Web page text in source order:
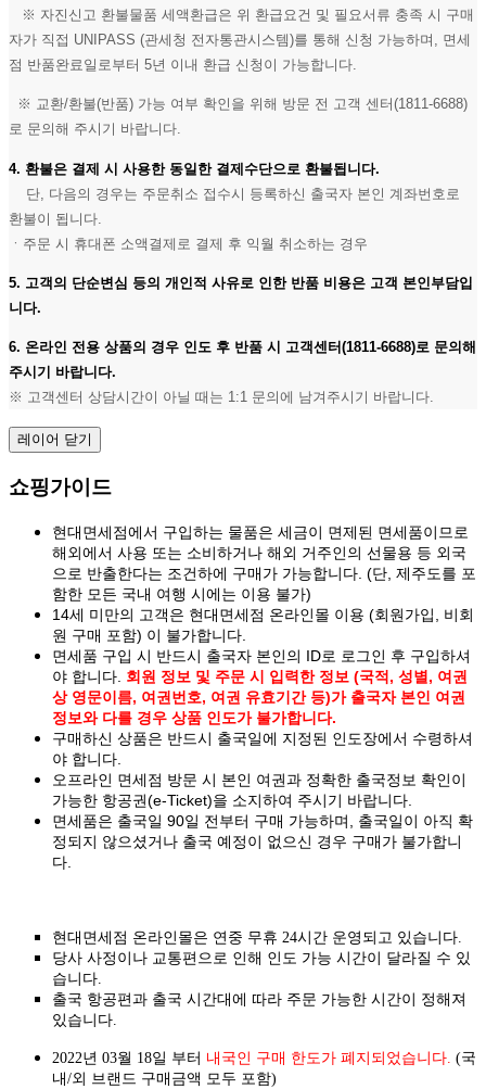
※ 자진신고 환불물품 세액환급은 위 환급요건 및 필요서류 충족 시 구매
자가 직접 UNIPASS (관세청 전자통관시스템)를 통해 신청 가능하며, 면세
점 반품완료일로부터 5년 이내 환급 신청이 가능합니다.
※ 교환/환불(반품) 가능 여부 확인을 위해 방문 전 고객 센터(1811-6688)
로 문의해 주시기 바랍니다.
4. 환불은 결제 시 사용한 동일한 결제수단으로 환불됩니다.
단, 다음의 경우는 주문취소 접수시 등록하신 출국자 본인 계좌번호로
환불이 됩니다.
ㆍ주문 시 휴대폰 소액결제로 결제 후 익월 취소하는 경우
5. 고객의 단순변심 등의 개인적 사유로 인한 반품 비용은 고객 본인부담입
니다.
6. 온라인 전용 상품의 경우 인도 후 반품 시 고객센터(1811-6688)로 문의해
주시기 바랍니다.
※ 고객센터 상담시간이 아닐 때는 1:1 문의에 남겨주시기 바랍니다.
레이어 닫기
쇼핑가이드
현대면세점에서 구입하는 물품은 세금이 면제된 면세품이므로
해외에서 사용 또는 소비하거나 해외 거주인의 선물용 등 외국
으로 반출한다는 조건하에 구매가 가능합니다. (단, 제주도를 포
함한 모든 국내 여행 시에는 이용 불가)
14세 미만의 고객은 현대면세점 온라인몰 이용 (회원가입, 비회
원 구매 포함) 이 불가합니다.
면세품 구입 시 반드시 출국자 본인의 ID로 로그인 후 구입하셔
야 합니다. 회원 정보 및 주문 시 입력한 정보 (국적, 성별, 여권
상 영문이름, 여권번호, 여권 유효기간 등)가 출국자 본인 여권
정보와 다를 경우 상품 인도가 불가합니다.
구매하신 상품은 반드시 출국일에 지정된 인도장에서 수령하셔
야 합니다.
오프라인 면세점 방문 시 본인 여권과 정확한 출국정보 확인이
가능한 항공권(e-Ticket)을 소지하여 주시기 바랍니다.
면세품은 출국일 90일 전부터 구매 가능하며, 출국일이 아직 확
정되지 않으셨거나 출국 예정이 없으신 경우 구매가 불가합니
다.
현대면세점 온라인몰은 연중 무휴 24시간 운영되고 있습니다.
당사 사정이나 교통편으로 인해 인도 가능 시간이 달라질 수 있
습니다.
출국 항공편과 출국 시간대에 따라 주문 가능한 시간이 정해져
있습니다.
2022년 03월 18일 부터 내국인 구매 한도가 폐지되었습니다. (국
내/외 브랜드 구매금액 모두 포함)